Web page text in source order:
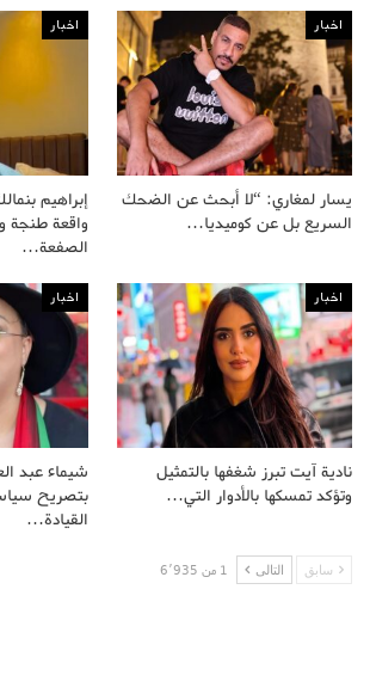
اخبار
يسار لمغاري: “لا أبحث عن الضحك
السريع بل عن كوميديا…
اخبار
إبراهيم
واقعة طنجة
الصفعة…
اخبار
نادية آيت تبرز شغفها بالتمثيل
وتؤكد تمسكها بالأدوار التي…
اخبار
شيماء عبد
بتصريح
القيادة…
سابق التالى 1 من 6٬935